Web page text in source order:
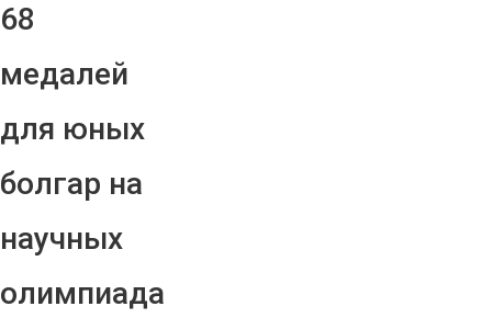
68
медалей
для юных
болгар на
научных
олимпиада